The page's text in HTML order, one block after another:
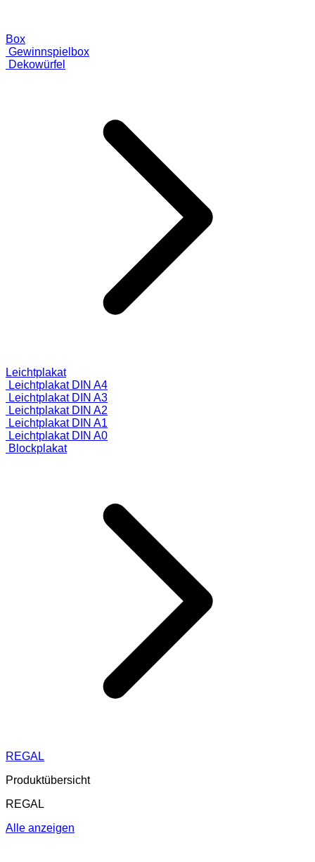
Box
Gewinnspielbox
Dekowürfel
Leichtplakat
Leichtplakat DIN A4
Leichtplakat DIN A3
Leichtplakat DIN A2
Leichtplakat DIN A1
Leichtplakat DIN A0
Blockplakat
REGAL
Produktübersicht
REGAL
Alle anzeigen